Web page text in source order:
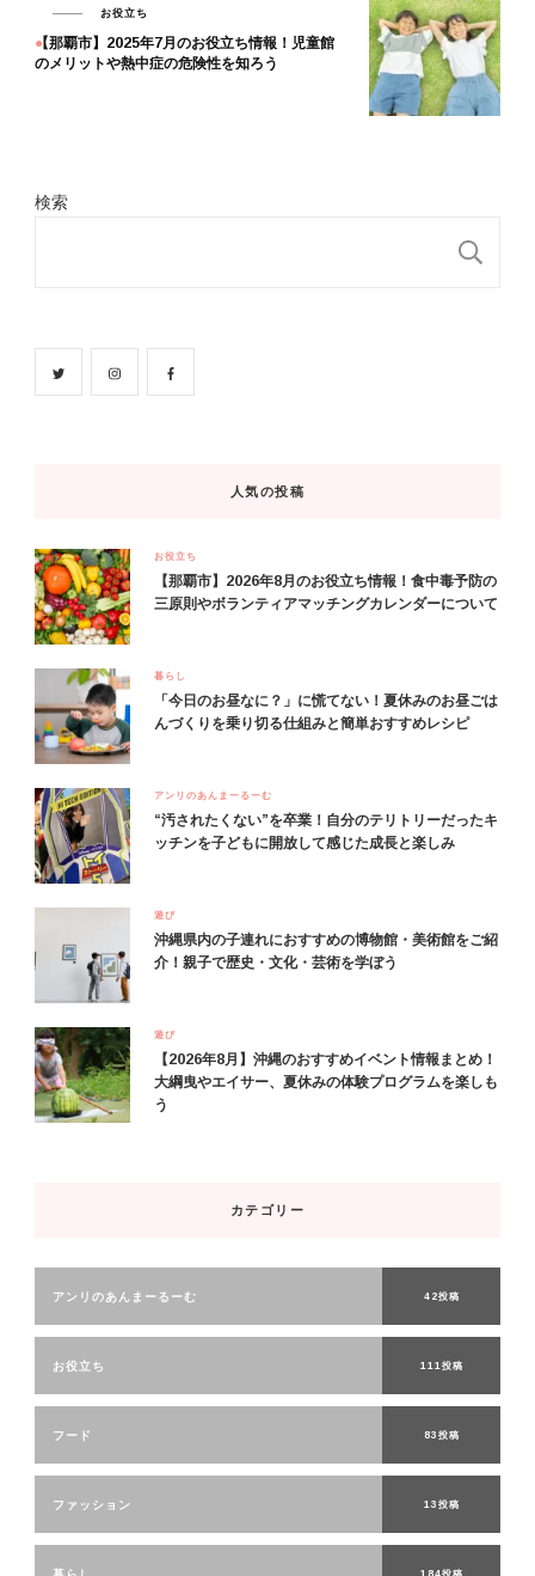
お役立ち
【那覇市】2025年7月のお役立ち情報！児童館
のメリットや熱中症の危険性を知ろう
検索
人気の投稿
お役立ち
【那覇市】2026年8月のお役立ち情報！食中毒予防の
三原則やボランティアマッチングカレンダーについて
暮らし
「今日のお昼なに？」に慌てない！夏休みのお昼ごは
んづくりを乗り切る仕組みと簡単おすすめレシピ
アンリのあんまーるーむ
“汚されたくない”を卒業！自分のテリトリーだったキ
ッチンを子どもに開放して感じた成長と楽しみ
遊び
沖縄県内の子連れにおすすめの博物館・美術館をご紹
介！親子で歴史・文化・芸術を学ぼう
遊び
【2026年8月】沖縄のおすすめイベント情報まとめ！
大綱曳やエイサー、夏休みの体験プログラムを楽しも
う
カテゴリー
アンリのあんまーるーむ 42投稿
お役立ち 111投稿
フード 83投稿
ファッション 13投稿